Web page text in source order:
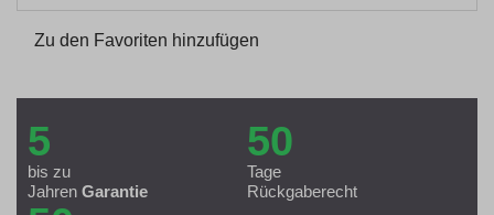
Zu den Favoriten hinzufügen
5
bis zu
Jahren Garantie
50
Tage
Rückgaberecht